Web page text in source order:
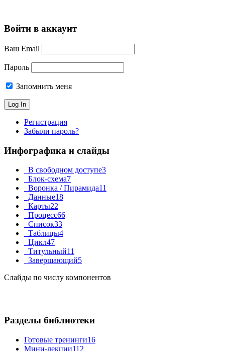
Войти в аккаунт
Ваш Email
Пароль
Запомнить меня
Регистрация
Забыли пароль?
Инфографика и слайды
В свободном доступе3
Блок-схема7
Воронка / Пирамида11
Данные18
Карты22
Процесс66
Список33
Таблицы4
Цикл47
Титульный11
Завершающий5
Слайды по числу компонентов
Разделы библиотеки
Готовые тренинги16
Мини-лекции112